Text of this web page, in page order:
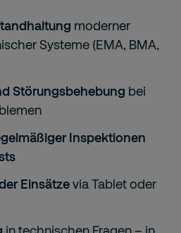
moderner
Systeme (EMA, BMA,
Störungsbehebung bei
Inspektionen
Einsätzevia Tablet oder